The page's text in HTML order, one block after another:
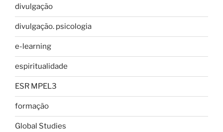
divulgação
divulgação. psicologia
e-learning
espiritualidade
ESR MPEL3
formação
Global Studies